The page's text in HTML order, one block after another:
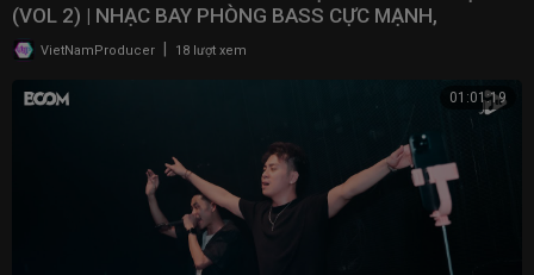
(VOL 2) | NHẠC BAY PHÒNG BASS CỰC MẠNH,
NONSTOP 2025
VietNamProducer | 18 lượt xem
01:01:19